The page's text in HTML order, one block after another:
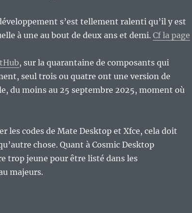
s’est tellement ralenti qu’il y est
à une au bout de deux ans et demi. Cf la page
, sur la quarantaine de composants qui
seul trois ou quatre ont une version de
du moins au 25 septembre 2025, moment où
les codes de Mate Desktop et Xfce, cela doit
chose. Quant à Cosmic Desktop
trop jeune pour être listé dans les
majeurs.
trop plein d’environnements de bureau dans